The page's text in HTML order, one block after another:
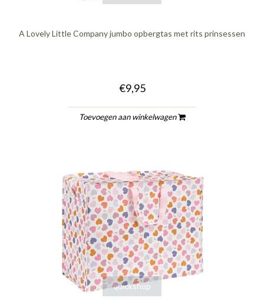
A Lovely Little Company jumbo opbergtas met rits prinsessen
€9,95
Toevoegen aan winkelwagen
quickshop